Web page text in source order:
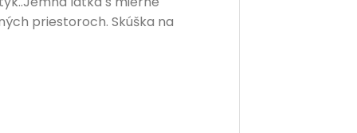
priestoroch. Skúška na